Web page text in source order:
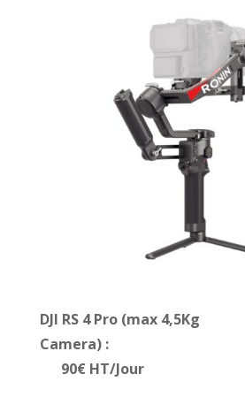
DJI RS 4 Pro (max 4,5Kg
Camera) :
90€ HT/Jour